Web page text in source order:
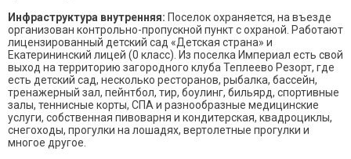
Инфраструктура внутренняя: Поселок охраняется, на въезде
организован контрольно-пропускной пункт с охраной. Работают
лицензированный детский сад «Детская страна» и
Екатерининский лицей (0 класс). Из поселка Империал есть свой
выход на территорию загородного клуба Теплеево Резорт, где
есть детский сад, несколько ресторанов, рыбалка, бассейн,
тренажерный зал, пейнтбол, тир, боулинг, бильярд, спортивные
залы, теннисные корты, СПА и разнообразные медицинские
услуги, собственная пивоварня и кондитерская, квадроциклы,
снегоходы, прогулки на лошадях, вертолетные прогулки и
многое другое.